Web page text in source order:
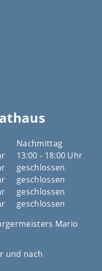
Nachmittag
13:00 - 18:00 Uhr
geschlossen
geschlossen
geschlossen
geschlossen
Mario
und nach